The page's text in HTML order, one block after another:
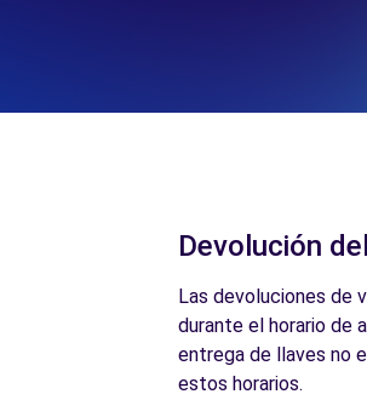
Devolución
Las devoluciones de
durante el horario de
entrega de llaves no
estos horarios.